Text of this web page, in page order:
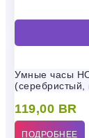
Умные часы
119,00 BR
ПОДРОБНЕЕ